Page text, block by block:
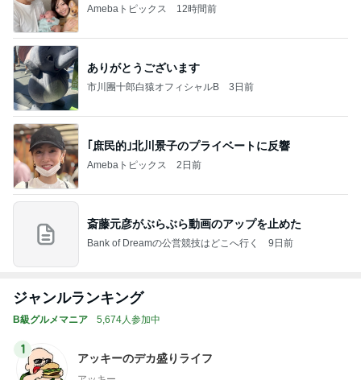
Amebaトピックス 12時間前
ありがとうございます
市川團十郎白猿オフィシャルB 3日前
｢庶民的｣北川景子のプライベートに反響
Amebaトピックス 2日前
斎藤元彦がぶらぶら動画のアップを止めた
Bank of Dreamの公営競技はどこへ行く 9日前
ジャンルランキング
B級グルメマニア 5,674人参加中
1
アッキーのデカ盛りライフ